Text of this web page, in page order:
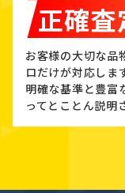
正確査
お客様の大切な品
ロだけが対応します
明確な基準と豊富
ってとことん説明